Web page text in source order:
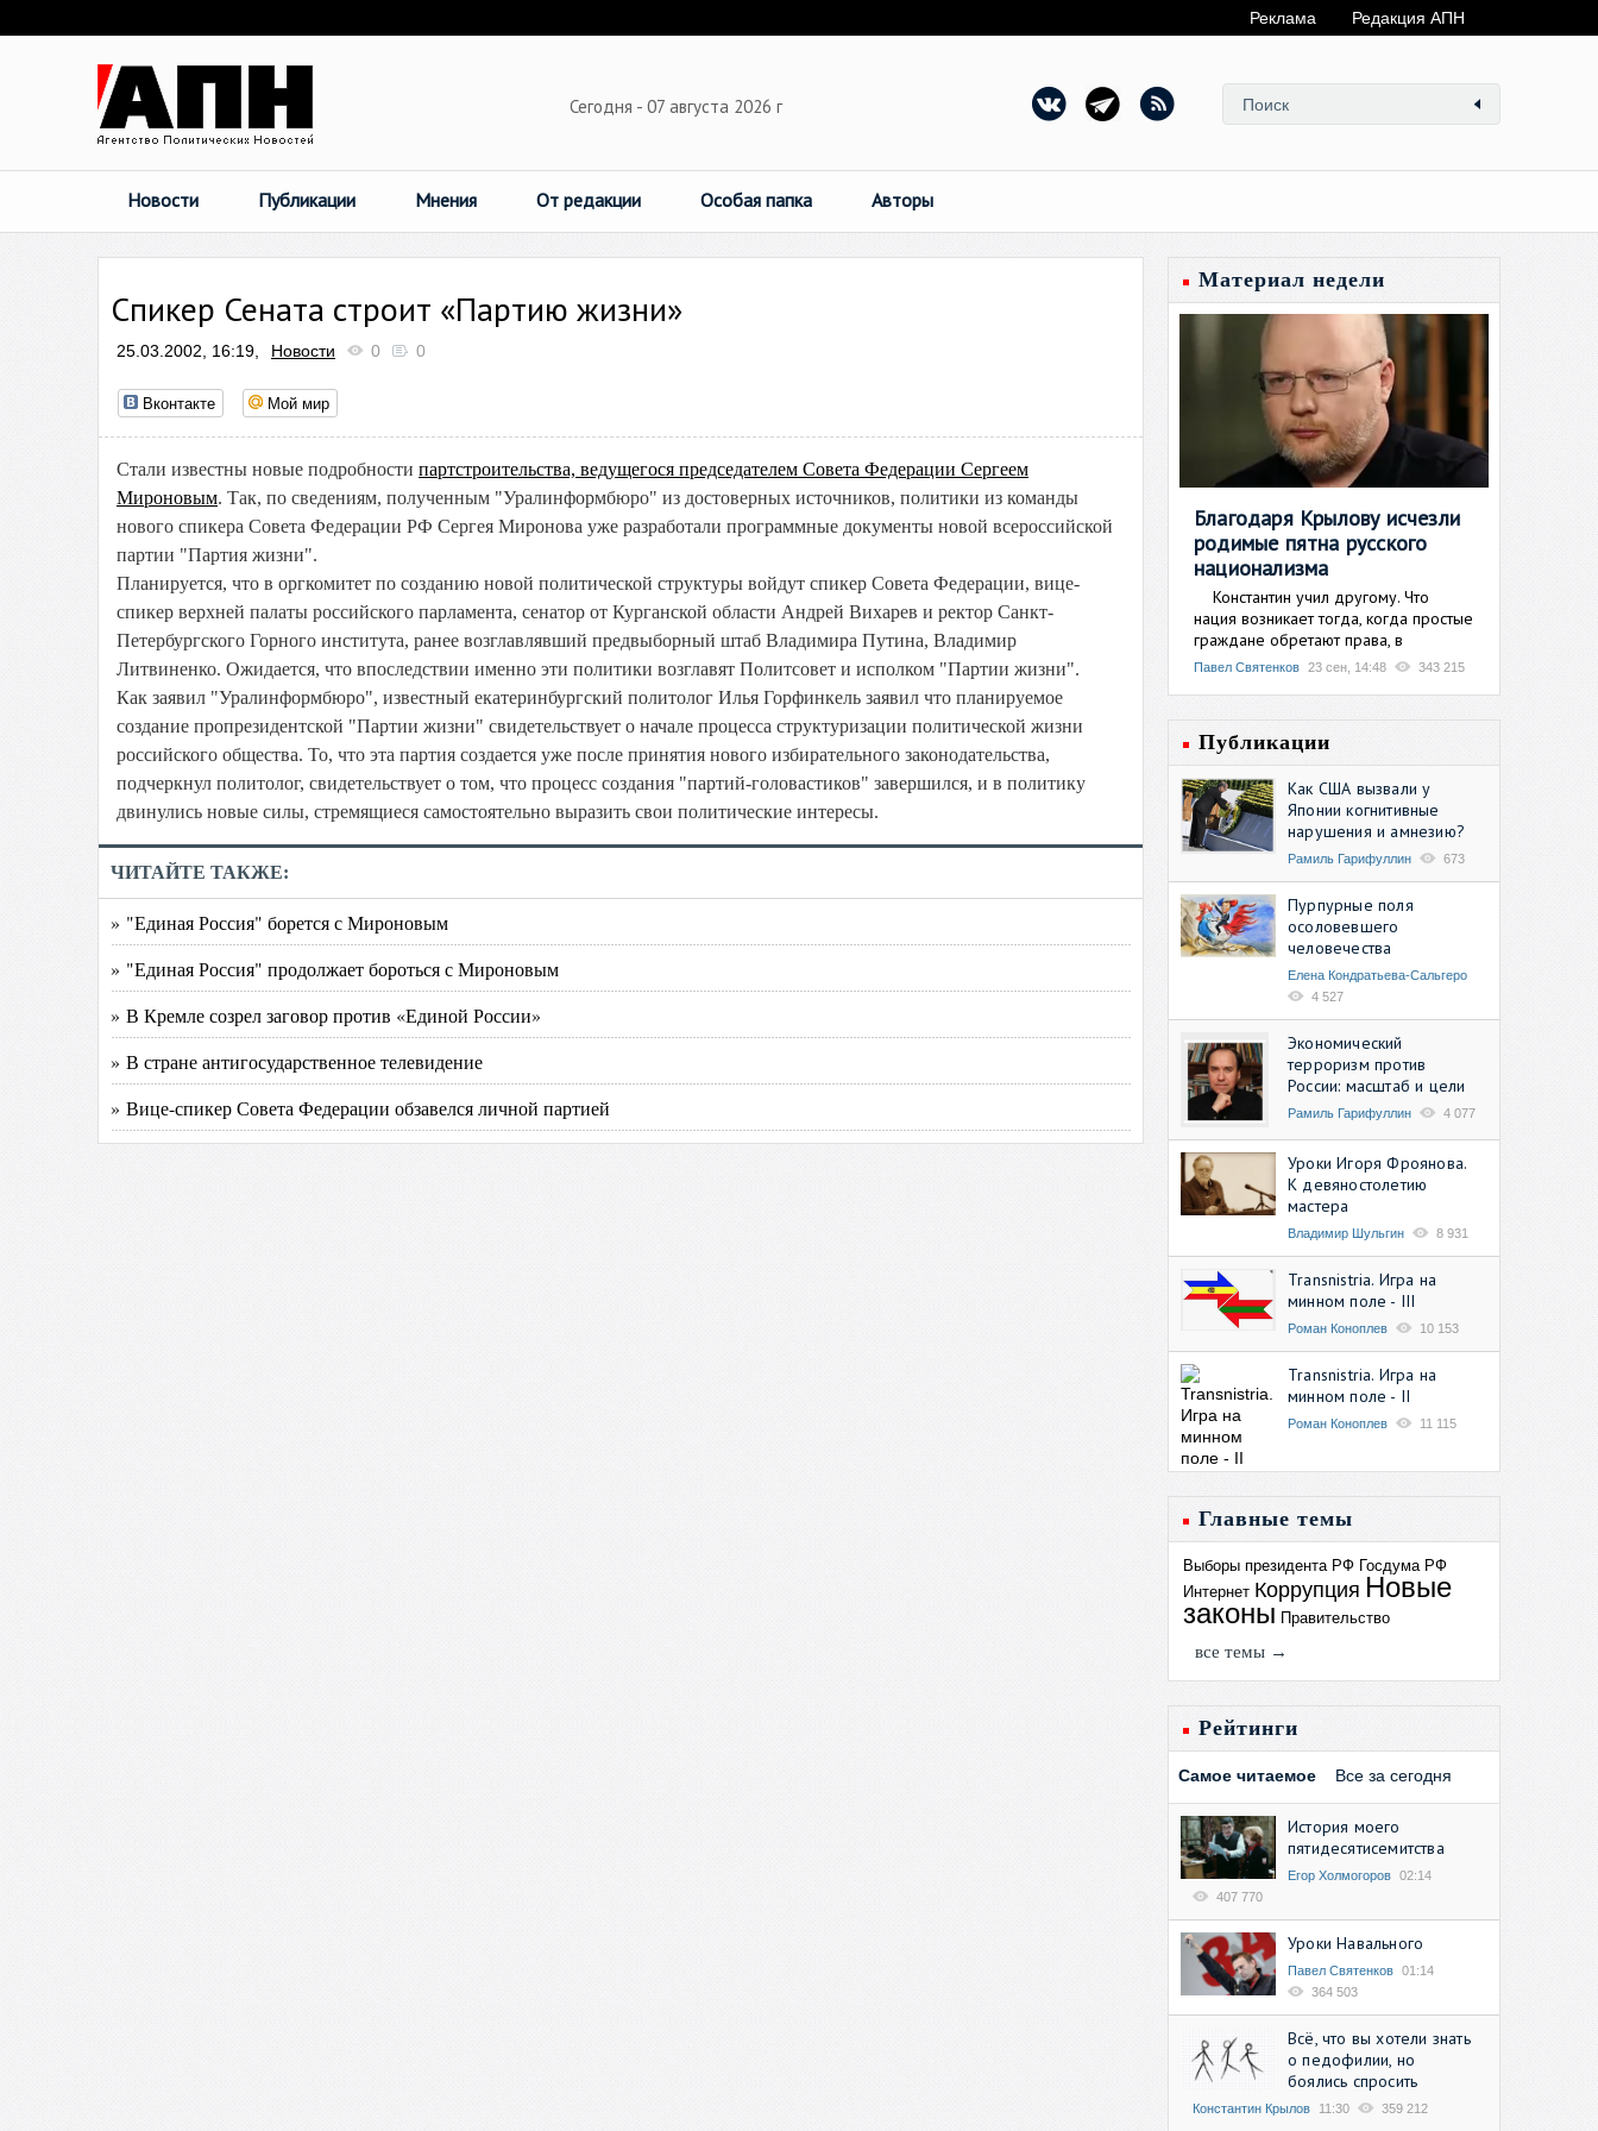
Реклама Редакция АПН
Сегодня - 07 августа 2026 г
Новости Публикации Мнения От редакции Особая папка Авторы
Спикер Сената строит «Партию жизни»
25.03.2002, 16:19, Новости 0 0
Вконтакте Мой мир
Стали известны новые подробности партстроительства, ведущегося председателем Совета Федерации Сергеем
Мироновым. Так, по сведениям, полученным "Уралинформбюро" из достоверных источников, политики из команды
нового спикера Совета Федерации РФ Сергея Миронова уже разработали программные документы новой всероссийской
партии "Партия жизни".
Планируется, что в оргкомитет по созданию новой политической структуры войдут спикер Совета Федерации, вице-
спикер верхней палаты российского парламента, сенатор от Курганской области Андрей Вихарев и ректор Санкт-
Петербургского Горного института, ранее возглавлявший предвыборный штаб Владимира Путина, Владимир
Литвиненко. Ожидается, что впоследствии именно эти политики возглавят Политсовет и исполком "Партии жизни".
Как заявил "Уралинформбюро", известный екатеринбургский политолог Илья Горфинкель заявил что планируемое
создание пропрезидентской "Партии жизни" свидетельствует о начале процесса структуризации политической жизни
российского общества. То, что эта партия создается уже после принятия нового избирательного законодательства,
подчеркнул политолог, свидетельствует о том, что процесс создания "партий-головастиков" завершился, и в политику
двинулись новые силы, стремящиеся самостоятельно выразить свои политические интересы.
ЧИТАЙТЕ ТАКЖЕ:
» "Единая Россия" борется с Мироновым
» "Единая Россия" продолжает бороться с Мироновым
» В Кремле созрел заговор против «Единой России»
» В стране антигосударственное телевидение
» Вице-спикер Совета Федерации обзавелся личной партией
Материал недели
Благодаря Крылову исчезли
родимые пятна русского
национализма
Константин учил другому. Что
нация возникает тогда, когда простые
граждане обретают права, в
Павел Святенков 23 сен, 14:48 343 215
Публикации
Как США вызвали у
Японии когнитивные
нарушения и амнезию?
Рамиль Гарифуллин 673
Пурпурные поля
осоловевшего
человечества
Елена Кондратьева-Сальгеро
4 527
Экономический
терроризм против
России: масштаб и цели
Рамиль Гарифуллин 4 077
Уроки Игоря Фроянова.
К девяностолетию
мастера
Владимир Шульгин 8 931
Transnistria. Игра на
минном поле - III
Роман Коноплев 10 153
Transnistria. Игра на
минном поле - II
Роман Коноплев 11 115
Главные темы
Выборы президента РФ Госдума РФ
Интернет Коррупция Новые
законы Правительство
все темы →
Рейтинги
Самое читаемое Все за сегодня
История моего
пятидесятисемитства
Егор Холмогоров 02:14
407 770
Уроки Навального
Павел Святенков 01:14
364 503
Всё, что вы хотели знать
о педофилии, но
боялись спросить
Константин Крылов 11:30 359 212